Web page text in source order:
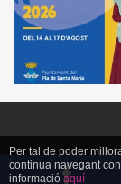
Per tal de poder
continua navegant
informacióaquí